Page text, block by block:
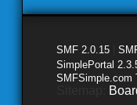
SMF 2.0.15
SimplePortal
SMFSimple.com